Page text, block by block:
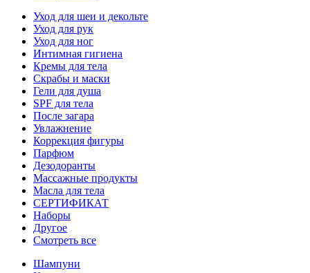
Уход для шеи и декольте
Уход для рук
Уход для ног
Интимная гигиена
Кремы для тела
Скрабы и маски
Гели для душа
SPF для тела
После загара
Увлажнение
Коррекция фигуры
Парфюм
Дезодоранты
Массажные продукты
Масла для тела
СЕРТИФИКАТ
Наборы
Другое
Смотреть все
Шампуни